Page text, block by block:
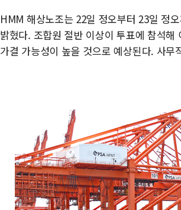
HMM 해상노조는 22일 정오부터 23일 정
밝혔다. 조합원 절반 이상이 투표에 참석
가결 가능성이 높을 것으로 예상된다. 사